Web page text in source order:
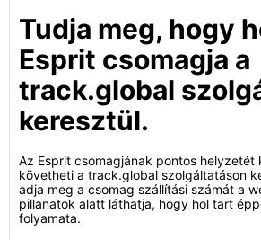
Tudja meg, hogy
Esprit csomagja a
track.global
keresztül.
Az Esprit csomagjának pontos helyzetét
követheti a track.global szolgáltatáson
adja meg a csomag szállítási számát a
pillanatok alatt láthatja, hogy hol tart
folyamata.